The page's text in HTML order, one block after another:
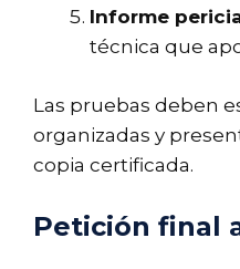
Informe
técnica que
Las pruebas deben
organizadas y
copia certificada.
Petición final